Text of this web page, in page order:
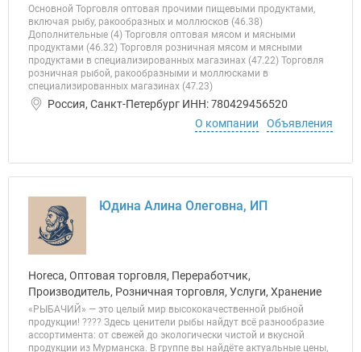
Основной Торговля оптовая прочими пищевыми продуктами,
включая рыбу, ракообразных и моллюсков (46.38)
Дополнительные (4) Торговля оптовая мясом и мясными
продуктами (46.32) Торговля розничная мясом и мясными
продуктами в специализированных магазинах (47.22) Торговля
розничная рыбой, ракообразными и моллюсками в
специализированных магазинах (47.23)
Россия, Санкт-Петербург ИНН: 780429456520
О компании
Объявления
Юдина Алина Олеговна, ИП
Horeca, Оптовая торговля, Переработчик,
Производитель, Розничная торговля, Услуги, Хранение
«РЫБАЧИЙ» — это целый мир высококачественной рыбной
продукции! ???? Здесь ценители рыбы найдут всё разнообразие
ассортимента: от свежей до экологически чистой и вкусной
продукции из Мурманска. В группе вы найдёте актуальные цены,